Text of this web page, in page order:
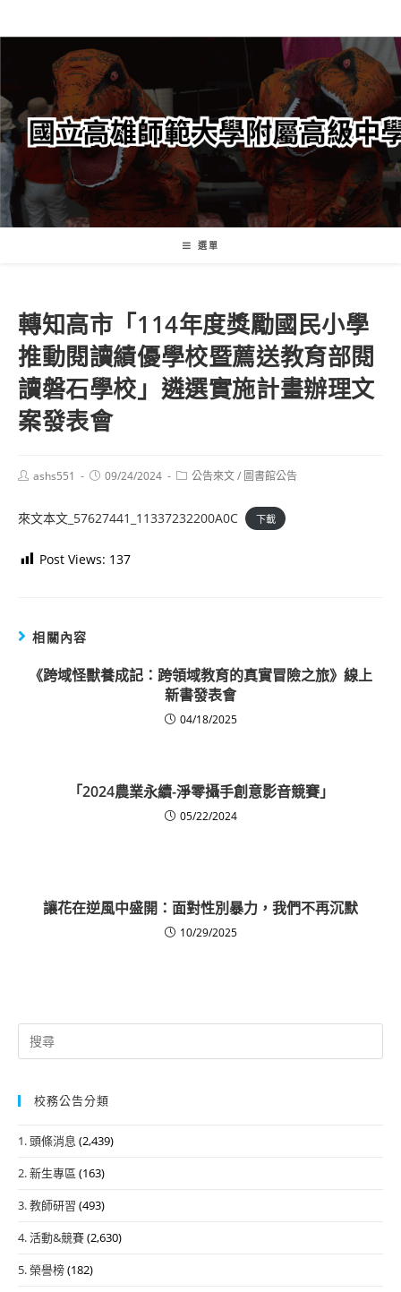
轉
要
內
容
選單
轉知高市「114年度獎勵國民小學
推動閱讀績優學校暨薦送教育部閱
讀磐石學校」遴選實施計畫辦理文
案發表會
Postashs551
Post09/24/2024
Post公告來文/ 圖書館公告
來文本文_57627441_11337232200A0C 下載
Post Views: 137
相關內容
《跨域怪獸養成記：跨領域教育的真實冒險之旅》線上
新書發表會
04/18/2025
「2024農業永續-淨零攝手創意影音競賽」
05/22/2024
讓花在逆風中盛開：面對性別暴力，我們不再沉默
10/29/2025
Search
for:
校務公告分類
1. 頭條消息 (2,439)
2. 新生專區 (163)
3. 教師研習 (493)
4. 活動&競賽(2,630)
5. 榮譽榜(182)